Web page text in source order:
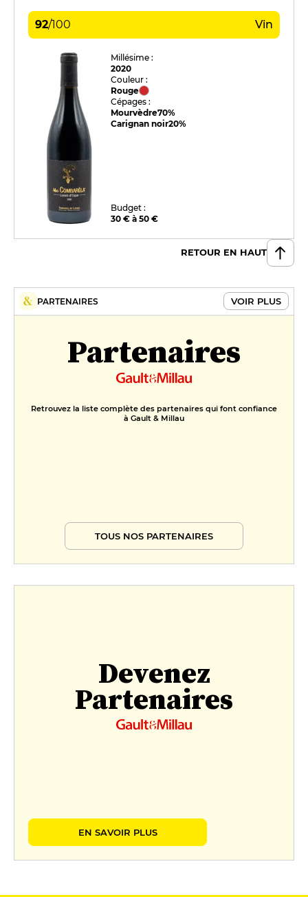
92/100 Vin
Millésime :
2020
Couleur :
Rouge
Cépages :
Mourvèdre70%
Carignan noir20%
Budget :
30 € à 50 €
RETOUR EN HAUT
PARTENAIRES VOIR PLUS
Partenaires
Retrouvez la liste complète des partenaires qui font confiance
à Gault & Millau
TOUS NOS PARTENAIRES
Devenez
Partenaires
EN SAVOIR PLUS